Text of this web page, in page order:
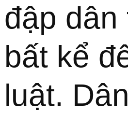
đập dân
bất kể
luật.